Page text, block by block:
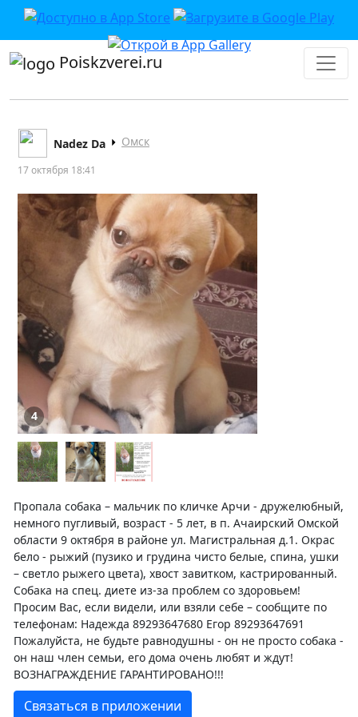
Poiskzverei.ru
Nadez Da Омск
17 октября 18:41
4
Пропала собака – мальчик по кличке Арчи - дружелюбный,
немного пугливый, возраст - 5 лет, в п. Ачаирский Омской
области 9 октября в районе ул. Магистральная д.1. Окрас
бело - рыжий (пузико и грудина чисто белые, спина, ушки
– светло рыжего цвета), хвост завитком, кастрированный.
Собака на спец. диете из-за проблем со здоровьем!
Просим Вас, если видели, или взяли себе – сообщите по
телефонам: Надежда 89293647680 Егор 89293647691
Пожалуйста, не будьте равнодушны - он не просто собака -
он наш член семьи, его дома очень любят и ждут!
ВОЗНАГРАЖДЕНИЕ ГАРАНТИРОВАНО!!!
Связаться в приложении